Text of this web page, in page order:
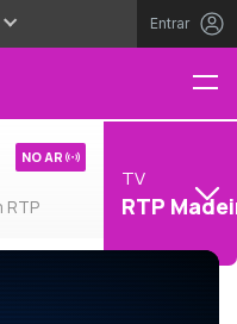
Entrar
RTP
NO AR
TV
RTP